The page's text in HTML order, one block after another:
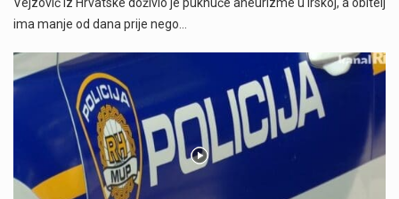
Vejzović iz Hrvatske doživio je puknuće aneurizme u Irskoj, a obitelj
ima manje od dana prije nego…